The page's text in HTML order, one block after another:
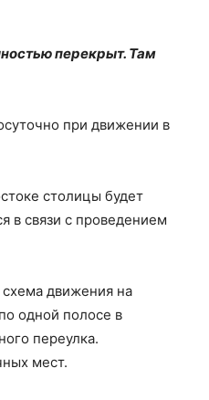
перекрыт. Там
при движении в
столицы будет
в связи с проведением
схема движения на
одной полосе в
переулка.
мест.